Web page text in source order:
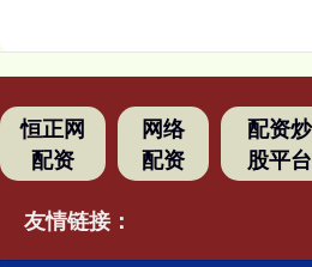
恒正网
配资
网络
配资
配资炒
股平台
友情链接：